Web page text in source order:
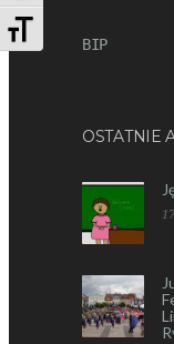
ZMIEŃ
BIP
OSTATNIE